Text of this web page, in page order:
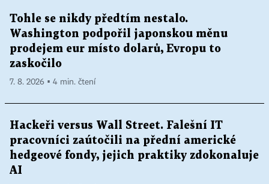
Tohle se nikdy předtím nestalo.
Washington podpořil japonskou měnu
prodejem eur místo dolarů, Evropu to
zaskočilo
7. 8. 2026 ▪ 4 min. čtení
Hackeři versus Wall Street. Falešní IT
pracovníci zaútočili na přední americké
hedgeové fondy, jejich praktiky zdokonaluje
AI